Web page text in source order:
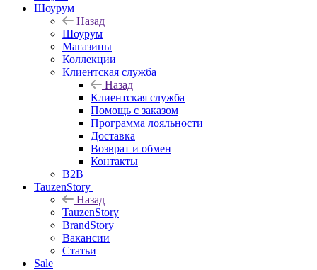
Шоурум
Назад
Шоурум
Магазины
Коллекции
Клиентская служба
Назад
Клиентская служба
Помощь с заказом
Программа лояльности
Доставка
Возврат и обмен
Контакты
B2B
TauzenStory
Назад
TauzenStory
BrandStory
Вакансии
Статьи
Sale